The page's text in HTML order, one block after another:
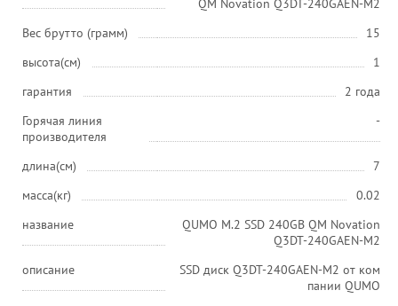
QM Novation Q3DT-240GAEN-M2
Вес брутто (грамм)
15
высота(см)
1
гарантия
2 года
Горячая линия
производителя
-
длина(см)
7
масса(кг)
0.02
название
QUMO M.2 SSD 240GB QM Novation
Q3DT-240GAEN-M2
описание
SSD диск Q3DT-240GAEN-M2 от ком
пании QUMO